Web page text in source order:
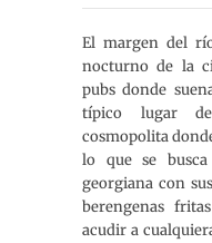
El margen del
nocturno de la
pubs donde
típico lugar
cosmopolita
lo que se
georgiana con
berengenas
acudir a